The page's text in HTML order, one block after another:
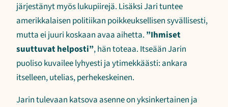
järjestänyt myös lukupiirejä. Lisäksi Jari tuntee
amerikkalaisen politiikan poikkeuksellisen syvällisesti,
mutta ei juuri koskaan avaa aihetta. ”Ihmiset
suuttuvat helposti”, hän toteaa. Itseään Jarin
puoliso kuvailee lyhyesti ja ytimekkäästi: ankara
itselleen, utelias, perhekeskeinen.
Jarin tulevaan katsova asenne on yksinkertainen ja